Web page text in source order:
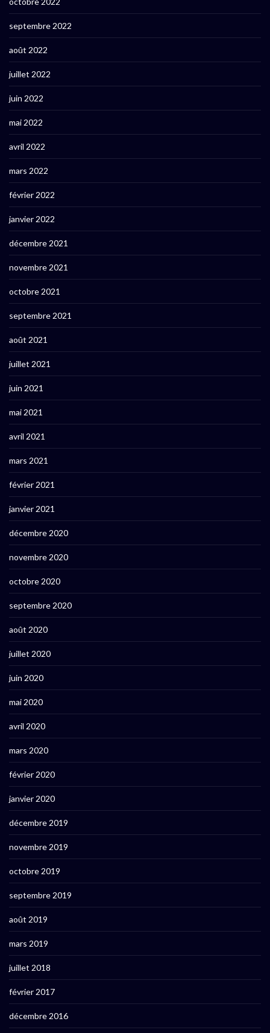
septembre 2022
août 2022
juillet 2022
juin 2022
mai 2022
avril 2022
mars 2022
février 2022
janvier 2022
décembre 2021
novembre 2021
octobre 2021
septembre 2021
août 2021
juillet 2021
juin 2021
mai 2021
avril 2021
mars 2021
février 2021
janvier 2021
décembre 2020
novembre 2020
octobre 2020
septembre 2020
août 2020
juillet 2020
juin 2020
mai 2020
avril 2020
mars 2020
février 2020
janvier 2020
décembre 2019
novembre 2019
octobre 2019
septembre 2019
août 2019
mars 2019
juillet 2018
février 2017
décembre 2016